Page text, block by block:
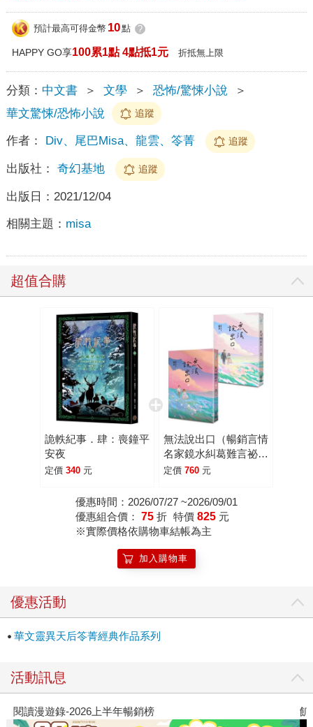
預計最高可得金幣 10點 ?
HAPPY GO享100累1點 4點抵1元 折抵無上限
分類： 中文書 ＞ 文學 ＞ 恐怖/驚悚小說
＞
華文驚悚/恐怖小說
追蹤
作者： Div、尾巴Misa、龍雲、笭菁 追蹤
出版社： 奇幻基地 追蹤
出版日： 2021/12/04
相關主題： misa
超值合購
詭軼紀事．肆：喪鐘平
安夜
定價 340 元
無法說出口（暢銷言情
名家鏡水糾葛難言祕戀
之作套書，讀者等待多
定價 760 元
優惠時間：2026/07/27 ~2026/09/01
優惠組合價： 75 折 特價 825 元
※實際價格依購物車結帳為主
加入購物車
優惠活動
華文靈異天后笭菁經典作品系列
活動訊息
閱讀漫遊錄-2026上半年暢銷榜 飢